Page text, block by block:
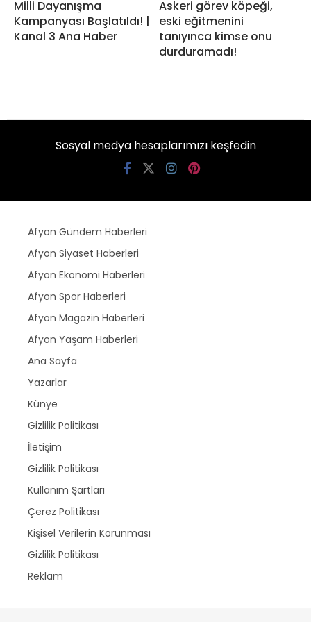
Milli Dayanışma
Kampanyası Başlatıldı! |
Kanal 3 Ana Haber
Askeri görev köpeği,
eski eğitmenini
tanıyınca kimse onu
durduramadı!
Sosyal medya hesaplarımızı keşfedin
Afyon Gündem Haberleri
Afyon Siyaset Haberleri
Afyon Ekonomi Haberleri
Afyon Spor Haberleri
Afyon Magazin Haberleri
Afyon Yaşam Haberleri
Ana Sayfa
Yazarlar
Künye
Gizlilik Politikası
İletişim
Gizlilik Politikası
Kullanım Şartları
Çerez Politikası
Kişisel Verilerin Korunması
Gizlilik Politikası
Reklam